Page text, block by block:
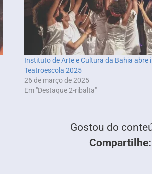
Instituto de Arte e Cultura da Bahia abre
Teatroescola 2025
26 de março de 2025
Em "Destaque 2-ribalta"
Gostou do
Compartilhe: